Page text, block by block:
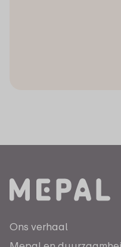
Ons verhaal